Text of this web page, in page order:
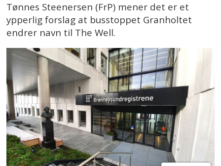
Tønnes Steenersen (FrP) mener det er et
ypperlig forslag at busstoppet Granholtet
endrer navn til The Well.